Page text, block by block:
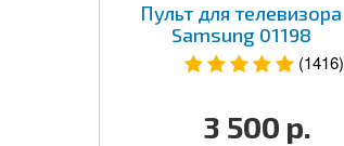
Пульт для телевизора
Samsung 01198
(1416)
3 500 р.